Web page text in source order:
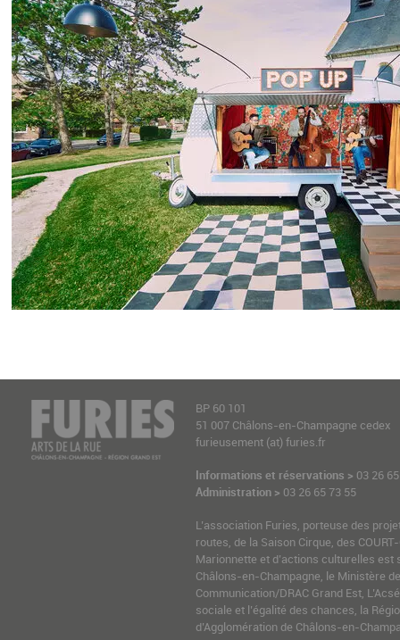
BP 60 101
51 007 Châlons-en-Champagne cedex
furieusement (at) furies.fr
Informations et réservations > 03 26
Administration > 03 26 65 73 55
L’association Furies, porteuse des
routes, de la Saison Cirque, des
Marionnette et d’actions culturelles est
Châlons-en-Champagne, le Ministère
Communication/DRAC Grand Est,
sociale et l’égalité des chances, la
d’Agglomération de Châlons-en-